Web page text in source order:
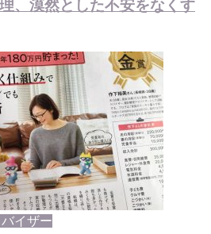
、漠然とした不安をなくす
イザー